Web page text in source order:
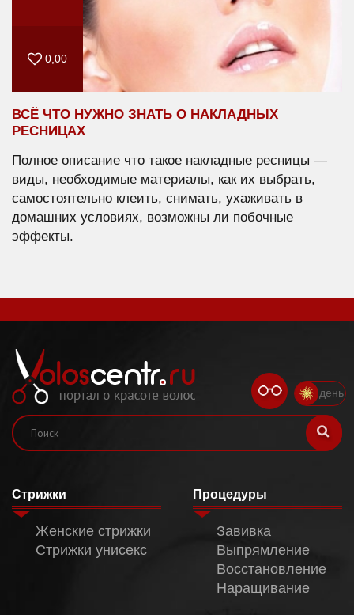
0,00
ВСЁ ЧТО НУЖНО ЗНАТЬ О НАКЛАДНЫХ
РЕСНИЦАХ
Полное описание что такое накладные ресницы —
виды, необходимые материалы, как их выбрать,
самостоятельно клеить, снимать, ухаживать в
домашних условиях, возможны ли побочные
эффекты.
день
Стрижки
Женские стрижки
Стрижки унисекс
Процедуры
Завивка
Выпрямление
Восстановление
Наращивание